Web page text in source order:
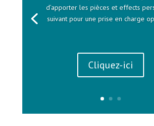
d’apporter les pièces et effects
suivant pour une prise en charge
Cliquez-ici